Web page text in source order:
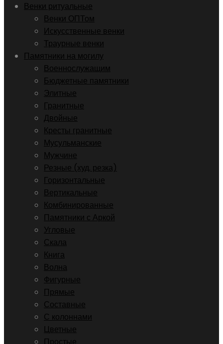
Венки ритуальные
Венки ОПТом
Искусственные венки
Траурные венки
Памятники на могилу
Военнослужащим
Бюджетные памятники
Элитные
Гранитные
Двойные
Кресты гранитные
Мусульманские
Мужчине
Резные (худ. резка)
Горизонтальные
Вертикальные
Комбинированные
Памятники с Аркой
Угловые
Скала
Книга
Волна
Фигурные
Прямые
Составные
С колоннами
Цветные